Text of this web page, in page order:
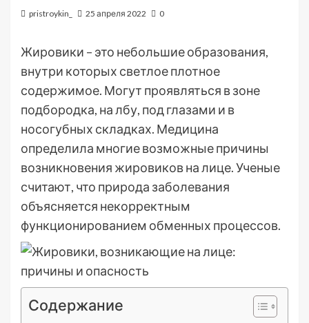
pristroykin_ 25 апреля 2022 0
Жировики – это небольшие образования,
внутри которых светлое плотное
содержимое. Могут проявляться в зоне
подбородка, на лбу, под глазами и в
носогубных складках. Медицина
определила многие возможные причины
возникновения жировиков на лице. Ученые
считают, что природа заболевания
объясняется некорректным
функционированием обменных процессов.
Содержание